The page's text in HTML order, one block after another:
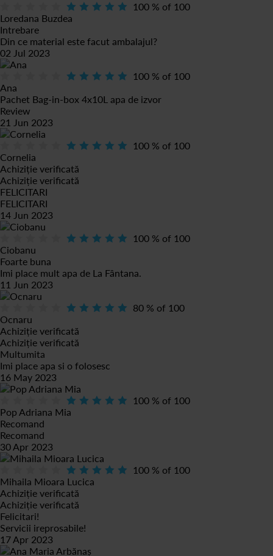
100 % of 100
Loredana Buzdea
Intrebare
Din ce material este facut ambalajul?
02 Jul 2023
100 % of 100
Ana
Pachet Bag-in-box 4x10L apa de izvor
Review
21 Jun 2023
100 % of 100
Cornelia
Achiziție verificată
Achiziție verificată
FELICITARI
FELICITARI
14 Jun 2023
100 % of 100
Ciobanu
Foarte buna
Imi place mult apa de La Fântana.
11 Jun 2023
80 % of 100
Ocnaru
Achiziție verificată
Achiziție verificată
Multumita
Imi place apa si o folosesc
16 May 2023
100 % of 100
Pop Adriana Mia
Recomand
Recomand
30 Apr 2023
100 % of 100
Mihaila Mioara Lucica
Achiziție verificată
Achiziție verificată
Felicitari!
Servicii ireprosabile!
17 Apr 2023